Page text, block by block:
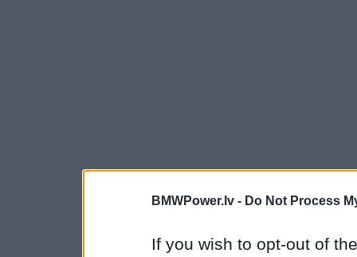
BMWPower.lv - Do Not Process
If you wish to opt-out of